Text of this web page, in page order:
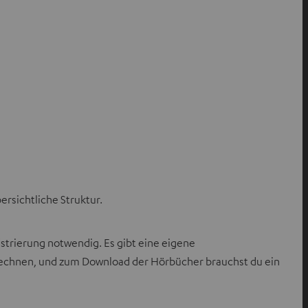
Struktur.
notwendig. Es gibt eine eigene
und zum Download der Hörbücher brauchst du ein